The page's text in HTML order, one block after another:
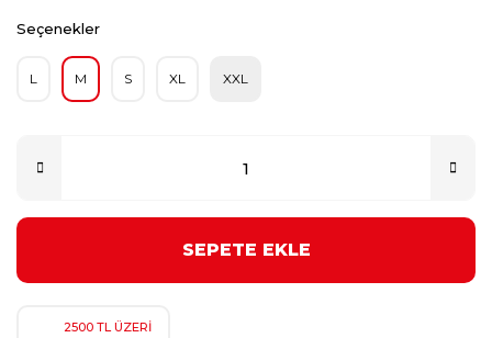
Seçenekler
L M S XL XXL
SEPETE EKLE
2500 TL ÜZERİ